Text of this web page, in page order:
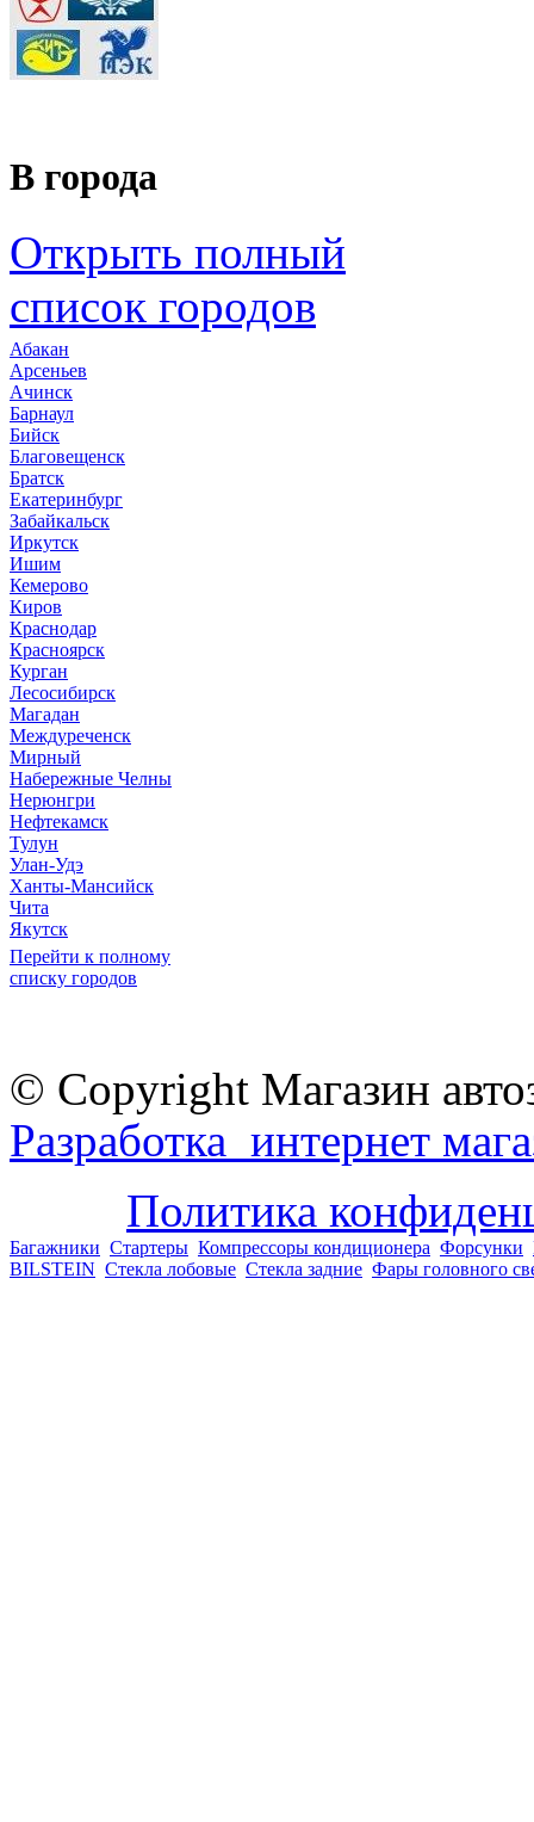
В города
Открыть полный
список городов
Абакан
Арсеньев
Ачинск
Барнаул
Бийск
Благовещенск
Братск
Екатеринбург
Забайкальск
Иркутск
Ишим
Кемерово
Киров
Краснодар
Красноярск
Курган
Лесосибирск
Магадан
Междуреченск
Мирный
Набережные Челны
Нерюнгри
Нефтекамск
Тулун
Улан-Удэ
Ханты-Мансийск
Чита
Якутск
Перейти к полному
списку городов
© Copyright Магазин
Разработка интернет
Политика
Багажники Стартеры Компрессоры кондиционера Форсунки
BILSTEIN Стекла лобовые Стекла задние Фары головного